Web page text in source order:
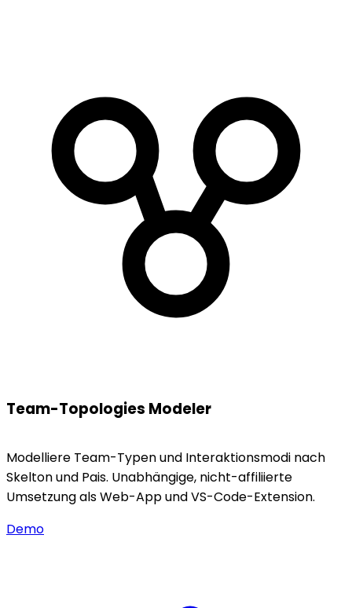
Team-Topologies Modeler
Modelliere Team-Typen und Interaktionsmodi nach
Skelton und Pais. Unabhängige, nicht-affiliierte
Umsetzung als Web-App und VS-Code-Extension.
Demo